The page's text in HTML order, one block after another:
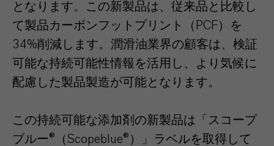
となります。この新製品は、従来品と比較し
て製品カーボンフットプリント（PCF）を
34%削減します。潤滑油業界の顧客は、検証
可能な持続可能性情報を活用し、より気候に
配慮した製品製造が可能となります。
この持続可能な添加剤の新製品は「スコープ
ブルー®（Scopeblue®）」ラベルを取得して